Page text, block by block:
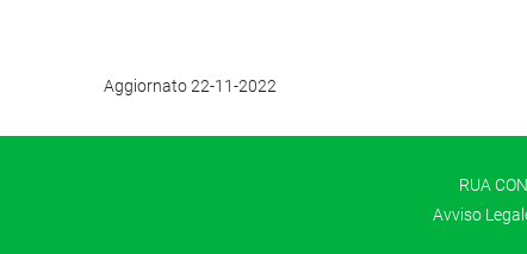
Aggiornato 22-11-2022
RUA
Avviso